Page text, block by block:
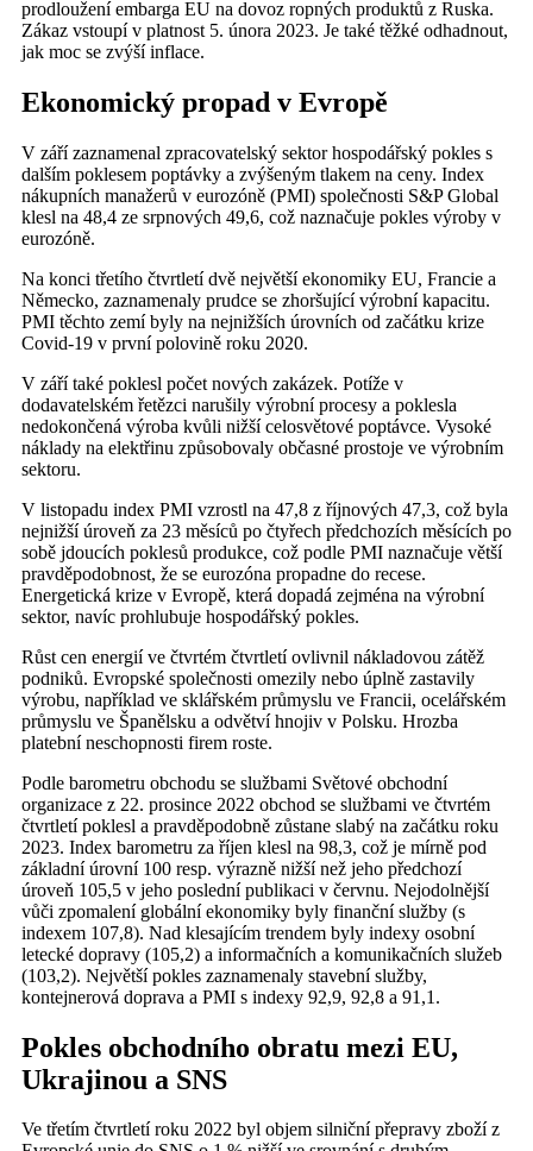
prodloužení embarga EU na dovoz ropných produktů z Ruska.
Zákaz vstoupí v platnost 5. února 2023. Je také těžké odhadnout,
jak moc se zvýší inflace.
Ekonomický propad v Evropě
V září zaznamenal zpracovatelský sektor hospodářský pokles s
dalším poklesem poptávky a zvýšeným tlakem na ceny. Index
nákupních manažerů v eurozóně (PMI) společnosti S&P Global
klesl na 48,4 ze srpnových 49,6, což naznačuje pokles výroby v
eurozóně.
Na konci třetího čtvrtletí dvě největší ekonomiky EU, Francie a
Německo, zaznamenaly prudce se zhoršující výrobní kapacitu.
PMI těchto zemí byly na nejnižších úrovních od začátku krize
Covid-19 v první polovině roku 2020.
V září také poklesl počet nových zakázek. Potíže v
dodavatelském řetězci narušily výrobní procesy a poklesla
nedokončená výroba kvůli nižší celosvětové poptávce. Vysoké
náklady na elektřinu způsobovaly občasné prostoje ve výrobním
sektoru.
V listopadu index PMI vzrostl na 47,8 z říjnových 47,3, což byla
nejnižší úroveň za 23 měsíců po čtyřech předchozích měsících po
sobě jdoucích poklesů produkce, což podle PMI naznačuje větší
pravděpodobnost, že se eurozóna propadne do recese.
Energetická krize v Evropě, která dopadá zejména na výrobní
sektor, navíc prohlubuje hospodářský pokles.
Růst cen energií ve čtvrtém čtvrtletí ovlivnil nákladovou zátěž
podniků. Evropské společnosti omezily nebo úplně zastavily
výrobu, například ve sklářském průmyslu ve Francii, ocelářském
průmyslu ve Španělsku a odvětví hnojiv v Polsku. Hrozba
platební neschopnosti firem roste.
Podle barometru obchodu se službami Světové obchodní
organizace z 22. prosince 2022 obchod se službami ve čtvrtém
čtvrtletí poklesl a pravděpodobně zůstane slabý na začátku roku
2023. Index barometru za říjen klesl na 98,3, což je mírně pod
základní úrovní 100 resp. výrazně nižší než jeho předchozí
úroveň 105,5 v jeho poslední publikaci v červnu. Nejodolnější
vůči zpomalení globální ekonomiky byly finanční služby (s
indexem 107,8). Nad klesajícím trendem byly indexy osobní
letecké dopravy (105,2) a informačních a komunikačních služeb
(103,2). Největší pokles zaznamenaly stavební služby,
kontejnerová doprava a PMI s indexy 92,9, 92,8 a 91,1.
Pokles obchodního obratu mezi EU,
Ukrajinou a SNS
Ve třetím čtvrtletí roku 2022 byl objem silniční přepravy zboží z